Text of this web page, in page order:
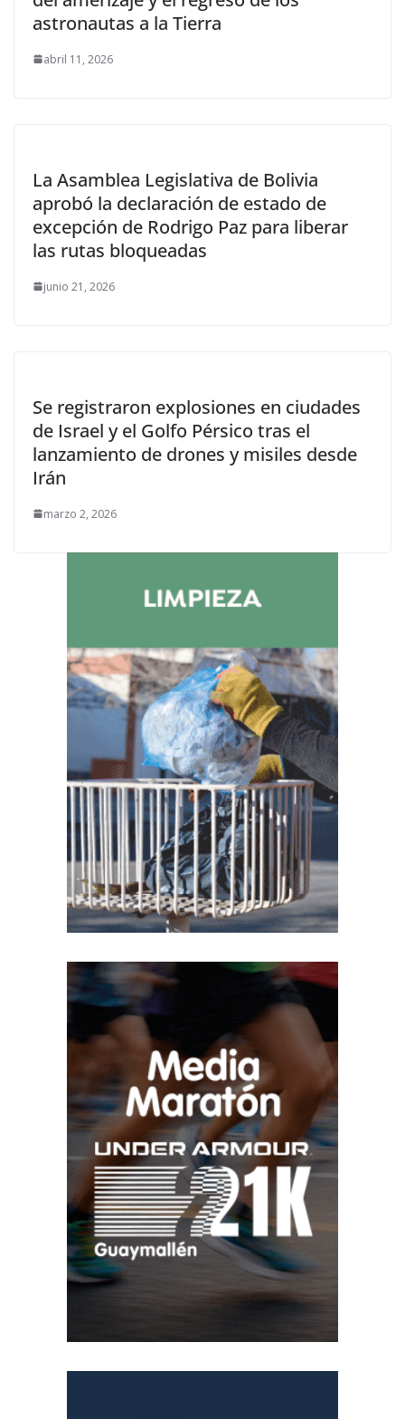
astronautas a la Tierra
abril 11, 2026
La Asamblea Legislativa de Bolivia
aprobó la declaración de estado de
excepción de Rodrigo Paz para liberar
las rutas bloqueadas
junio 21, 2026
Se registraron explosiones en ciudades
de Israel y el Golfo Pérsico tras el
lanzamiento de drones y misiles desde
Irán
marzo 2, 2026